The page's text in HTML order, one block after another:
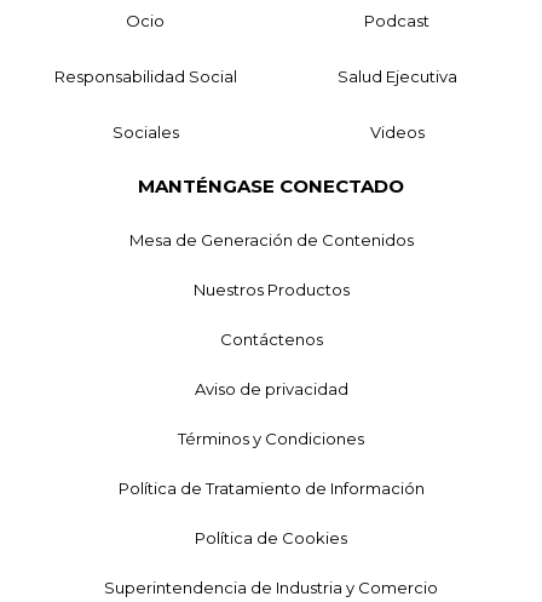
Ocio Podcast
Responsabilidad Social Salud Ejecutiva
Sociales Videos
MANTÉNGASE CONECTADO
Mesa de Generación de Contenidos
Nuestros Productos
Contáctenos
Aviso de privacidad
Términos y Condiciones
Política de Tratamiento de Información
Política de Cookies
Superintendencia de Industria y Comercio